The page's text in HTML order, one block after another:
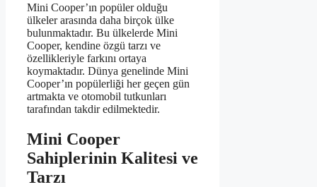
Mini Cooper’ın popüler olduğu
ülkeler arasında daha birçok ülke
bulunmaktadır. Bu ülkelerde Mini
Cooper, kendine özgü tarzı ve
özellikleriyle farkını ortaya
koymaktadır. Dünya genelinde Mini
Cooper’ın popülerliği her geçen gün
artmakta ve otomobil tutkunları
tarafından takdir edilmektedir.
Mini Cooper
Sahiplerinin Kalitesi ve
Tarzı